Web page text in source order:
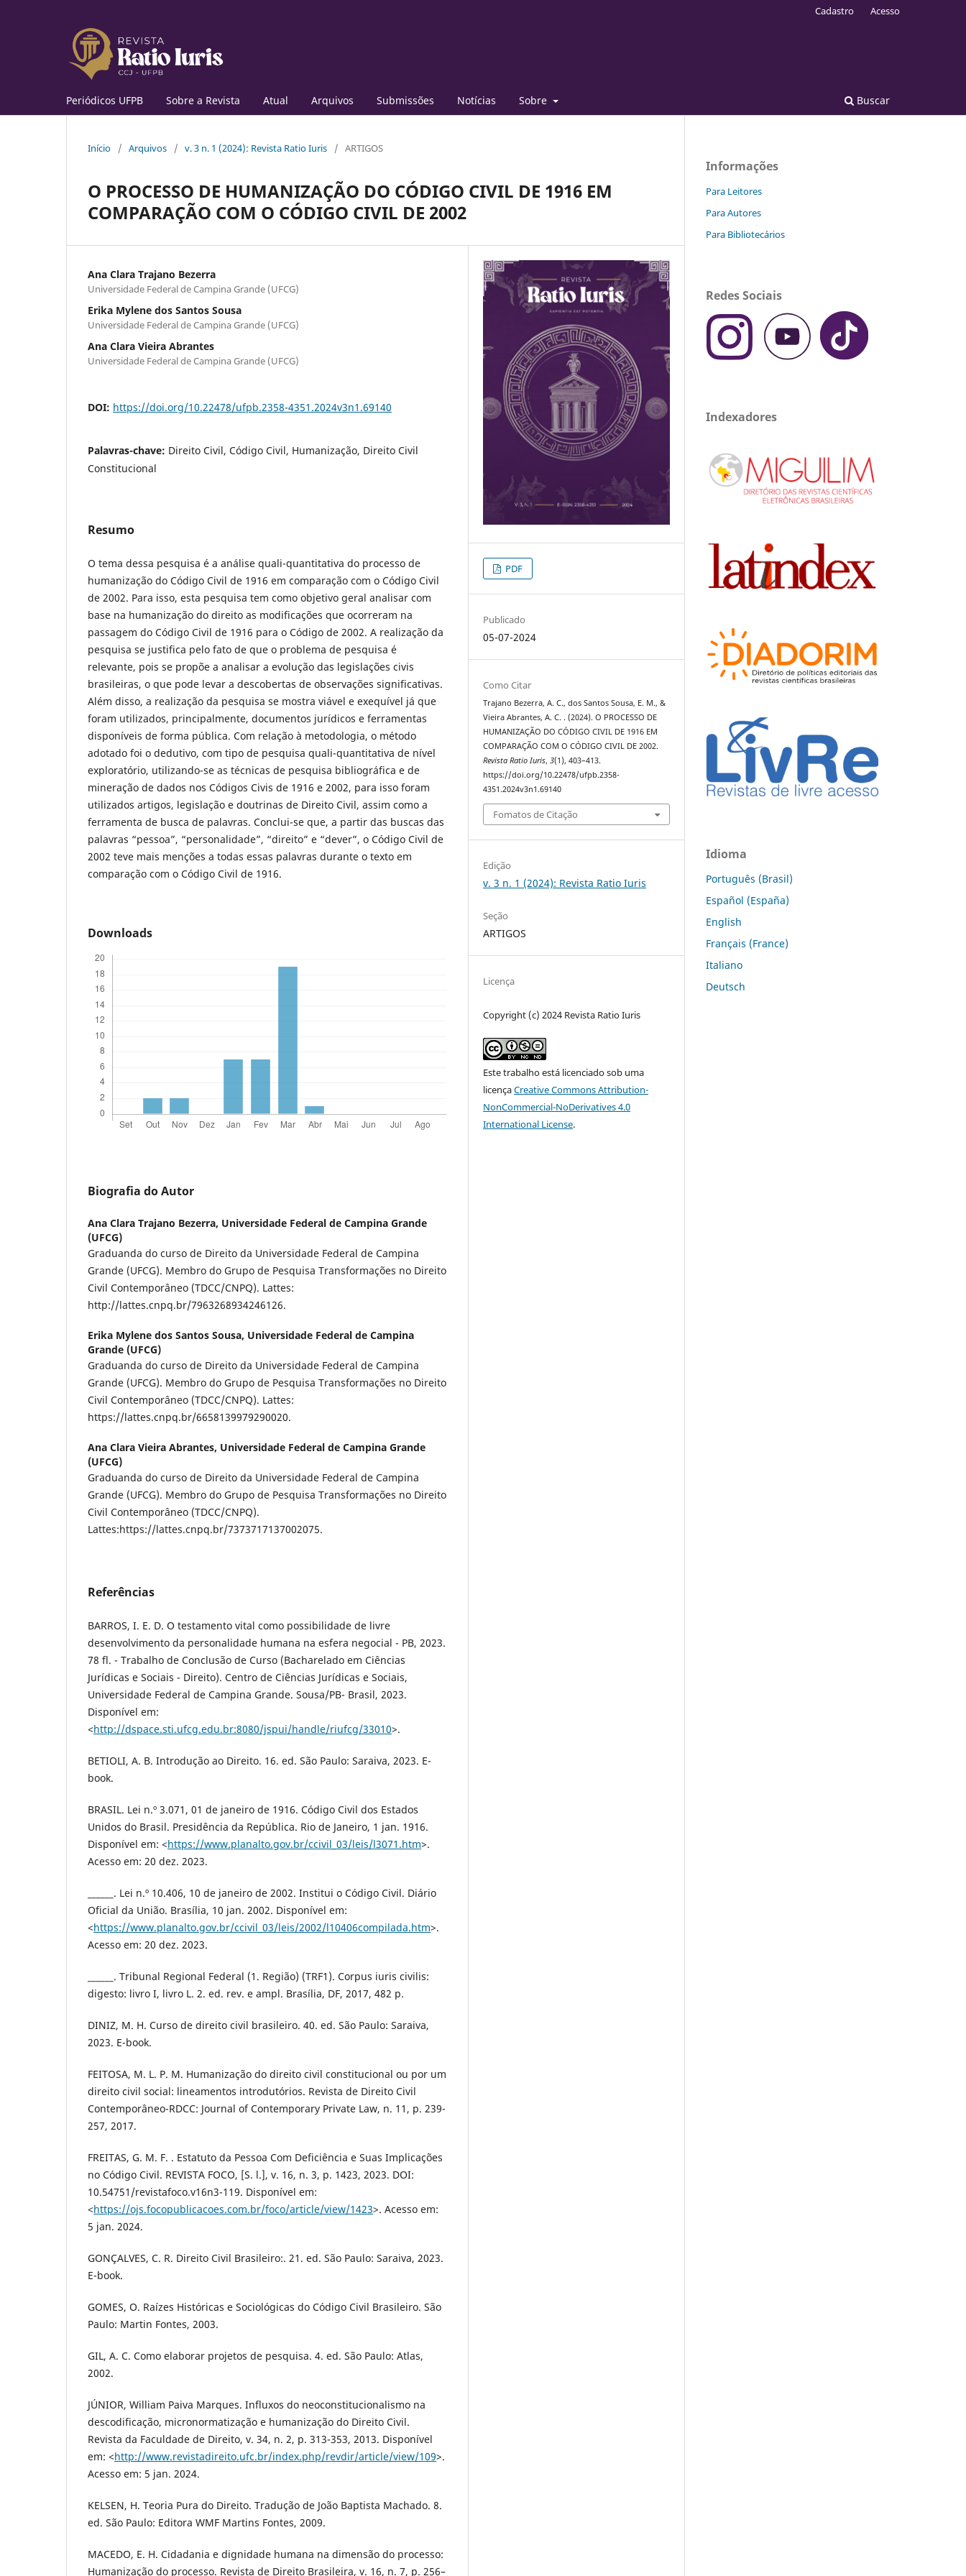
Periódicos UFPB Sobre a Revista Atual Arquivos Submissões Notícias Sobre Buscar
Cadastro Acesso
Início / Arquivos / v. 3 n. 1 (2024): Revista Ratio Iuris / ARTIGOS
O PROCESSO DE HUMANIZAÇÃO DO CÓDIGO CIVIL DE 1916 EM
COMPARAÇÃO COM O CÓDIGO CIVIL DE 2002
Ana Clara Trajano Bezerra
Universidade Federal de Campina Grande (UFCG)
Erika Mylene dos Santos Sousa
Universidade Federal de Campina Grande (UFCG)
Ana Clara Vieira Abrantes
Universidade Federal de Campina Grande (UFCG)
DOI: https://doi.org/10.22478/ufpb.2358-4351.2024v3n1.69140
Palavras-chave: Direito Civil, Código Civil, Humanização, Direito Civil
Constitucional
Resumo
O tema dessa pesquisa é a análise quali-quantitativa do processo de
humanização do Código Civil de 1916 em comparação com o Código Civil
de 2002. Para isso, esta pesquisa tem como objetivo geral analisar com
base na humanização do direito as modificações que ocorreram na
passagem do Código Civil de 1916 para o Código de 2002. A realização da
pesquisa se justifica pelo fato de que o problema de pesquisa é
relevante, pois se propõe a analisar a evolução das legislações civis
brasileiras, o que pode levar a descobertas de observações significativas.
Além disso, a realização da pesquisa se mostra viável e exequível já que
foram utilizados, principalmente, documentos jurídicos e ferramentas
disponíveis de forma pública. Com relação à metodologia, o método
adotado foi o dedutivo, com tipo de pesquisa quali-quantitativa de nível
exploratório, utilizando-se as técnicas de pesquisa bibliográfica e de
mineração de dados nos Códigos Civis de 1916 e 2002, para isso foram
utilizados artigos, legislação e doutrinas de Direito Civil, assim como a
ferramenta de busca de palavras. Conclui-se que, a partir das buscas das
palavras “pessoa”, “personalidade”, “direito” e “dever”, o Código Civil de
2002 teve mais menções a todas essas palavras durante o texto em
comparação com o Código Civil de 1916.
Downloads
Biografia do Autor
Ana Clara Trajano Bezerra, Universidade Federal de Campina Grande
(UFCG)
Graduanda do curso de Direito da Universidade Federal de Campina
Grande (UFCG). Membro do Grupo de Pesquisa Transformações no Direito
Civil Contemporâneo (TDCC/CNPQ). Lattes:
http://lattes.cnpq.br/7963268934246126.
Erika Mylene dos Santos Sousa, Universidade Federal de Campina
Grande (UFCG)
Graduanda do curso de Direito da Universidade Federal de Campina
Grande (UFCG). Membro do Grupo de Pesquisa Transformações no Direito
Civil Contemporâneo (TDCC/CNPQ). Lattes:
https://lattes.cnpq.br/6658139979290020.
Ana Clara Vieira Abrantes, Universidade Federal de Campina Grande
(UFCG)
Graduanda do curso de Direito da Universidade Federal de Campina
Grande (UFCG). Membro do Grupo de Pesquisa Transformações no Direito
Civil Contemporâneo (TDCC/CNPQ).
Lattes:https://lattes.cnpq.br/7373717137002075.
Referências
BARROS, I. E. D. O testamento vital como possibilidade de livre
desenvolvimento da personalidade humana na esfera negocial - PB, 2023.
78 fl. - Trabalho de Conclusão de Curso (Bacharelado em Ciências
Jurídicas e Sociais - Direito). Centro de Ciências Jurídicas e Sociais,
Universidade Federal de Campina Grande. Sousa/PB- Brasil, 2023.
Disponível em:
<http://dspace.sti.ufcg.edu.br:8080/jspui/handle/riufcg/33010>.
BETIOLI, A. B. Introdução ao Direito. 16. ed. São Paulo: Saraiva, 2023. E-
book.
BRASIL. Lei n.º 3.071, 01 de janeiro de 1916. Código Civil dos Estados
Unidos do Brasil. Presidência da República. Rio de Janeiro, 1 jan. 1916.
Disponível em: <https://www.planalto.gov.br/ccivil_03/leis/l3071.htm>.
Acesso em: 20 dez. 2023.
______. Lei n.º 10.406, 10 de janeiro de 2002. Institui o Código Civil. Diário
Oficial da União. Brasília, 10 jan. 2002. Disponível em:
<https://www.planalto.gov.br/ccivil_03/leis/2002/l10406compilada.htm>.
Acesso em: 20 dez. 2023.
______. Tribunal Regional Federal (1. Região) (TRF1). Corpus iuris civilis:
digesto: livro I, livro L. 2. ed. rev. e ampl. Brasília, DF, 2017, 482 p.
DINIZ, M. H. Curso de direito civil brasileiro. 40. ed. São Paulo: Saraiva,
2023. E-book.
FEITOSA, M. L. P. M. Humanização do direito civil constitucional ou por um
direito civil social: lineamentos introdutórios. Revista de Direito Civil
Contemporâneo-RDCC: Journal of Contemporary Private Law, n. 11, p. 239-
257, 2017.
FREITAS, G. M. F. . Estatuto da Pessoa Com Deficiência e Suas Implicações
no Código Civil. REVISTA FOCO, [S. l.], v. 16, n. 3, p. 1423, 2023. DOI:
10.54751/revistafoco.v16n3-119. Disponível em:
<https://ojs.focopublicacoes.com.br/foco/article/view/1423>. Acesso em:
5 jan. 2024.
GONÇALVES, C. R. Direito Civil Brasileiro:. 21. ed. São Paulo: Saraiva, 2023.
E-book.
GOMES, O. Raízes Históricas e Sociológicas do Código Civil Brasileiro. São
Paulo: Martin Fontes, 2003.
GIL, A. C. Como elaborar projetos de pesquisa. 4. ed. São Paulo: Atlas,
2002.
JÚNIOR, William Paiva Marques. Influxos do neoconstitucionalismo na
descodificação, micronormatização e humanização do Direito Civil.
Revista da Faculdade de Direito, v. 34, n. 2, p. 313-353, 2013. Disponível
em: <http://www.revistadireito.ufc.br/index.php/revdir/article/view/109>.
Acesso em: 5 jan. 2024.
KELSEN, H. Teoria Pura do Direito. Tradução de João Baptista Machado. 8.
ed. São Paulo: Editora WMF Martins Fontes, 2009.
MACEDO, E. H. Cidadania e dignidade humana na dimensão do processo:
Humanização do processo. Revista de Direito Brasileira, v. 16, n. 7, p. 256–
PDF
Publicado
05-07-2024
Como Citar
Trajano Bezerra, A. C., dos Santos Sousa, E. M., &
Vieira Abrantes, A. C. . (2024). O PROCESSO DE
HUMANIZAÇÃO DO CÓDIGO CIVIL DE 1916 EM
COMPARAÇÃO COM O CÓDIGO CIVIL DE 2002.
Revista Ratio Iuris,3(1), 403–413.
https://doi.org/10.22478/ufpb.2358-
4351.2024v3n1.69140
Fomatos de Citação
Edição
v. 3 n. 1 (2024): Revista Ratio Iuris
Seção
ARTIGOS
Licença
Copyright (c) 2024 Revista Ratio Iuris
Este trabalho está licenciado sob uma
licençaCreative Commons Attribution-
NonCommercial-NoDerivatives 4.0
International License.
Informações
Para Leitores
Para Autores
Para Bibliotecários
Redes Sociais
Indexadores
Idioma
Português (Brasil)
Español (España)
English
Français (France)
Italiano
Deutsch